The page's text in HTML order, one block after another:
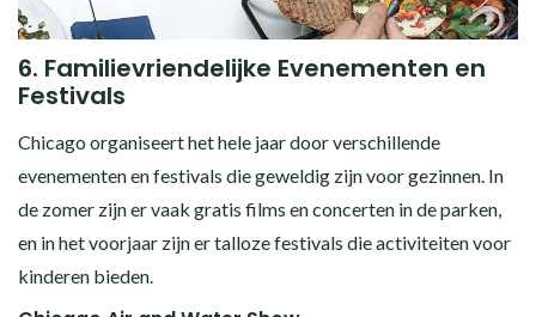
6. Familievriendelijke Evenementen en
Festivals
Chicago organiseert het hele jaar door verschillende
evenementen en festivals die geweldig zijn voor gezinnen. In
de zomer zijn er vaak gratis films en concerten in de parken,
en in het voorjaar zijn er talloze festivals die activiteiten voor
kinderen bieden.